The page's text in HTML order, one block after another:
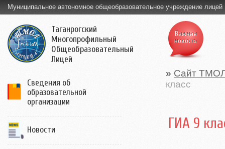
Муниципальное автономное общеобразовательное учреждение
Таганрогский
Многопрофильный
Общеобразовательный
Лицей
Сведения об
образовательной
организации
Новости
Важная
новость
» Сайт
класс
ГИА 9